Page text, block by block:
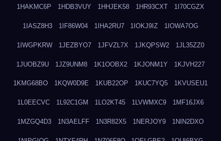
1HAKMC6P 1HDB3VUY 1HHJEK58 1HR93CXT 1I70CGZX
1IASZ8H3 1IF86W04 1IHA2RU7 1IOKJ9IZ 1IOWA7OG
1IWGPKRW 1JEZBYO7 1JFVZL7X 1JKQPSW2 1JL35ZZ0
1JUOBZ9U 1JZ9UNM8 1K1OOBX2 1KJONM1Y 1KJVH227
1KMG68BO 1KQW0D9E 1KUB22OP 1KUC7YQ5 1KVUSEU1
1L0EECVC 1L92C1GM 1LO2KT45 1LVWMXC9 1MF16JX6
1MZGQ4D3 1N3AELFF 1N3R82X5 1NERJOY9 1NIN2DXO